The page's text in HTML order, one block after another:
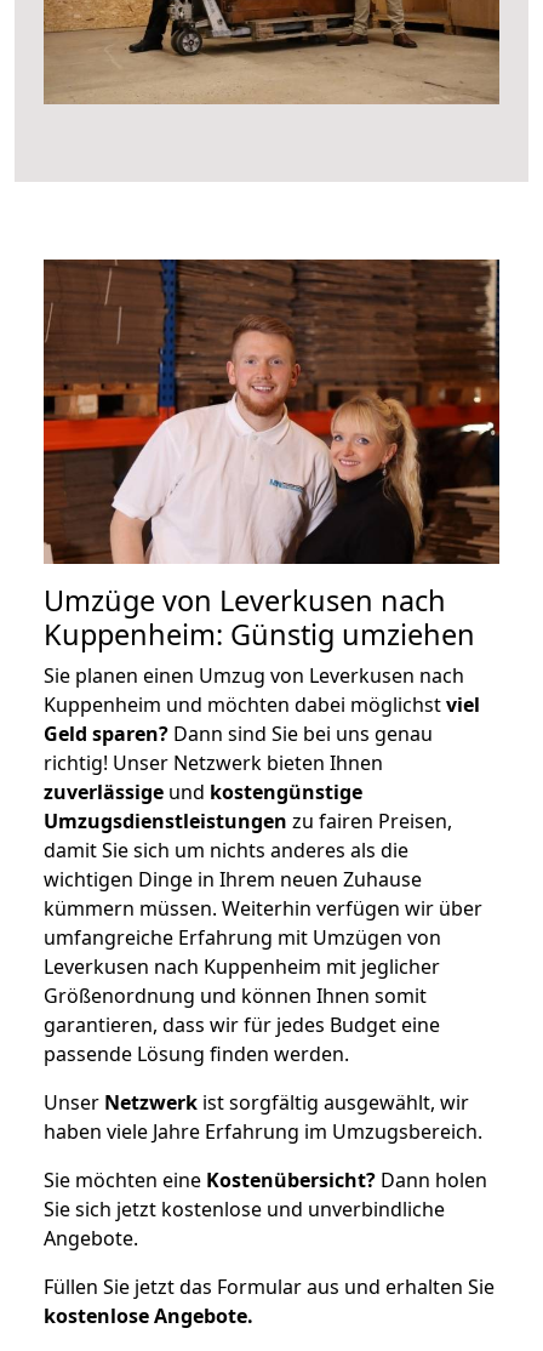
Umzüge von Leverkusen nach
Kuppenheim: Günstig umziehen
Sie planen einen Umzug von Leverkusen nach
Kuppenheim und möchten dabei möglichstviel
Geld sparen? Dann sind Sie bei uns genau
richtig! Unser Netzwerk bieten Ihnen
zuverlässige und kostengünstige
Umzugsdienstleistungen zu fairen Preisen,
damit Sie sich um nichts anderes als die
wichtigen Dinge in Ihrem neuen Zuhause
kümmern müssen. Weiterhin verfügen wir über
umfangreiche Erfahrung mit Umzügen von
Leverkusen nach Kuppenheim mit jeglicher
Größenordnung und können Ihnen somit
garantieren, dass wir für jedes Budget eine
passende Lösung finden werden.
Unser Netzwerk ist sorgfältig ausgewählt, wir
haben viele Jahre Erfahrung im Umzugsbereich.
Sie möchten eine Kostenübersicht? Dann holen
Sie sich jetzt kostenlose und unverbindliche
Angebote.
Füllen Sie jetzt das Formular aus und erhalten Sie
kostenloseAngebote.